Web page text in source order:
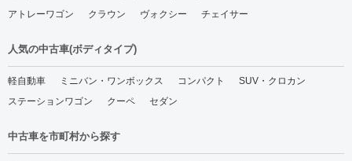
アトレーワゴン
クラウン ヴォクシー チェイサー
人気の中古車(ボディタイプ)
軽自動車 ミニバン・ワンボックス コンパクト
SUV・クロカン
ステーションワゴン
クーペ セダン
中古車を市町村から探す